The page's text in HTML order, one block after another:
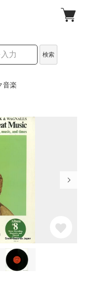
検索
音楽